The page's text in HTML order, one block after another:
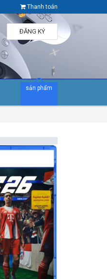
Thanh toán
ĐĂNG KÝ
sản phẩm